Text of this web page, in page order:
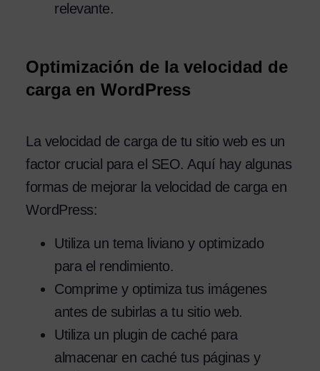
relevante.
Optimización de la velocidad de
carga en WordPress
La velocidad de carga de tu sitio web es un
factor crucial para el SEO. Aquí hay algunas
formas de mejorar la velocidad de carga en
WordPress:
Utiliza un tema liviano y optimizado
para el rendimiento.
Comprime y optimiza tus imágenes
antes de subirlas a tu sitio web.
Utiliza un plugin de caché para
almacenar en caché tus páginas y